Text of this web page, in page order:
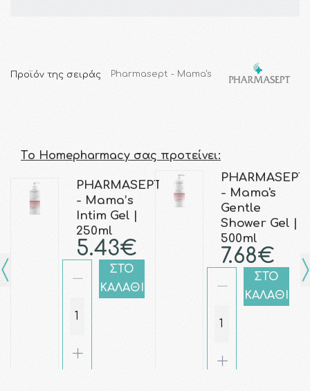
Προϊόν της σειράς Pharmasept - Mama's
Τo Homepharmacy σας προτείνει:
PHARMASEPT
- Mama’s
Intim Gel |
250ml
5.43€
ΣΤΟ
ΚΑΛΑΘΙ
PHARMASEPT
- Mama's
Gentle
Shower Gel |
500ml
7.68€
ΣΤΟ
ΚΑΛΑΘΙ